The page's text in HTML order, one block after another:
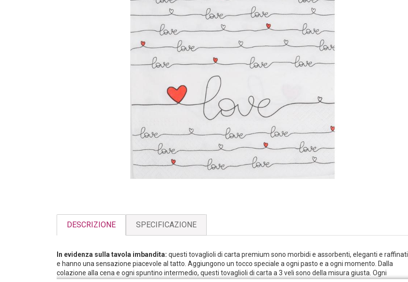
DESCRIZIONE SPECIFICAZIONE
In evidenza sulla tavola imbandita: questi tovaglioli di carta premium sono morbidi e assorbenti, eleganti e raffinati
e hanno una sensazione piacevole al tatto. Aggiungono un tocco speciale a ogni pasto e a ogni momento. Dalla
colazione alla cena e ogni spuntino intermedio, questi tovaglioli di carta a 3 veli sono della misura giusta. Ogni